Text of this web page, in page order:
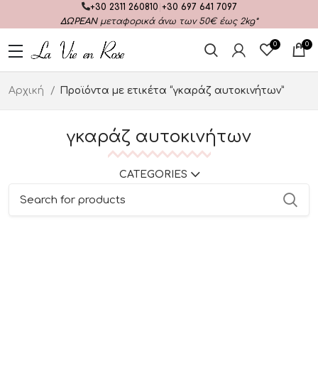
+30 2311 260810 +30 697 641 7097
ΔΩΡΕΑΝμεταφορικά άνω των 50€ έως 2kg*
0 0
Αρχική Προϊόντα με ετικέτα “γκαράζ αυτοκινήτων”
γκαράζ αυτοκινήτων
CATEGORIES